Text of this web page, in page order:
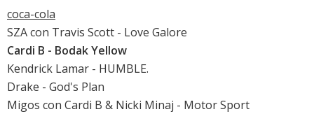
coca-cola
SZA con Travis Scott - Love Galore
Cardi B - Bodak Yellow
Kendrick Lamar - HUMBLE.
Drake - God's Plan
Migos con Cardi B & Nicki Minaj - Motor Sport